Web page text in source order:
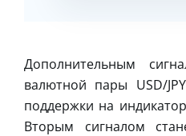
Дополнительным
валютной пары USD/
поддержки на
Вторым сигналом